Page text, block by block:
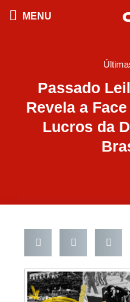
para
MENU
Passado
Revela a
Lucros da